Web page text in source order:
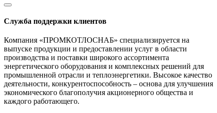
Служба поддержки клиентов
Компания «ПРОМКОТЛОСНАБ» специализируется на
выпуске продукции и предоставлении услуг в области
производства и поставки широкого ассортимента
энергетического оборудования и комплексных решений для
промышленной отрасли и теплоэнергетики. Высокое качество
деятельности, конкурентоспособность – основа для улучшения
экономического благополучия акционерного общества и
каждого работающего.